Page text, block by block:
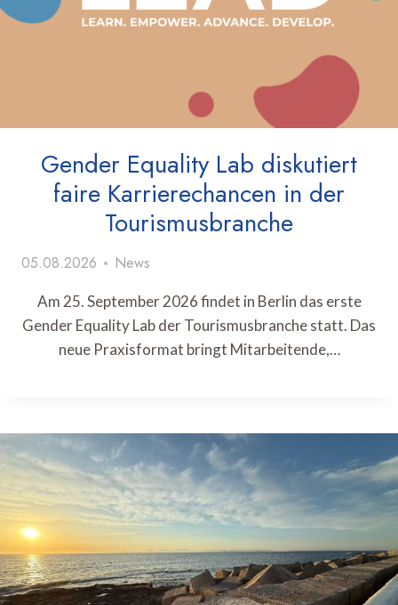
Gender Equality Lab diskutiert
faire Karrierechancen in der
Tourismusbranche
05.08.2026 News
Am 25. September 2026 findet in Berlin das erste
Gender Equality Lab der Tourismusbranche statt. Das
neue Praxisformat bringt Mitarbeitende,…